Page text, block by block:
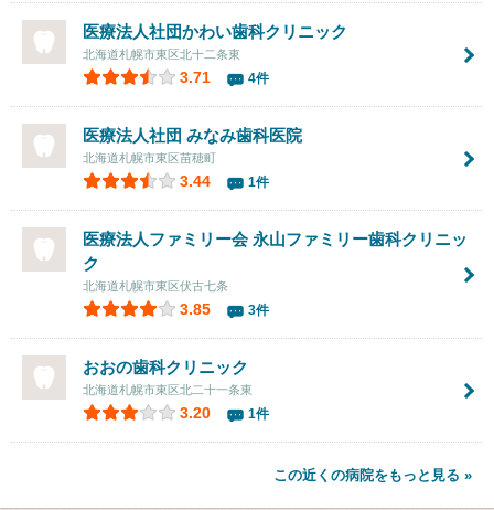
医療法人社団かわい歯科クリニック
北海道札幌市東区北十二条東
3.71 4件
医療法人社団 みなみ歯科医院
北海道札幌市東区苗穂町
3.44 1件
医療法人ファミリー会 永山ファミリー歯科クリニッ
ク
北海道札幌市東区伏古七条
3.85 3件
おおの歯科クリニック
北海道札幌市東区北二十一条東
3.20 1件
この近くの病院をもっと見る »